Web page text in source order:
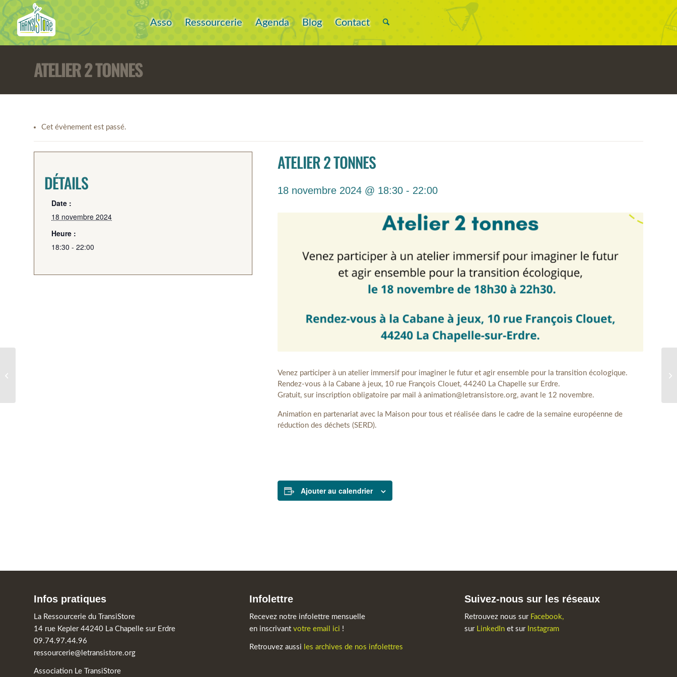
Asso Ressourcerie Agenda Blog Contact
ATELIER 2 TONNES
Cet évènement est passé.
ATELIER 2 TONNES
18 novembre 2024 @ 18:30 - 22:00
Venez participer à un atelier immersif pour imaginer le futur et agir ensemble pour la transition écologique.
Rendez-vous à la Cabane à jeux, 10 rue François Clouet, 44240 La Chapelle sur Erdre.
Gratuit, sur inscription obligatoire par mail à animation@letransistore.org, avant le 12 novembre.
Animation en partenariat avec la Maison pour tous et réalisée dans le cadre de la semaine européenne de
réduction des déchets (SERD).
Ajouter au calendrier
DÉTAILS
Date :
18 novembre 2024
Heure :
18:30 - 22:00
Infos pratiques
La Ressourcerie du TransiStore
14 rue Kepler 44240 La Chapelle sur Erdre
09.74.97.44.96
ressourcerie@letransistore.org
Association Le TransiStore
Infolettre
Recevez notre infolettre mensuelle
en inscrivant votre email ici !
Retrouvez aussi les archives de nos infolettres
Suivez-nous sur les réseaux
Retrouvez nous sur Facebook,
sur LinkedInet sur Instagram